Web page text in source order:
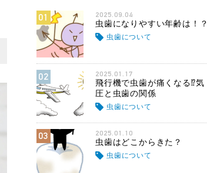
01 2025.09.04
虫歯になりやすい年齢は！？
虫歯について
02 2025.01.17
飛行機で虫歯が痛くなる⁉気
圧と虫歯の関係
虫歯について
03 2025.01.10
虫歯はどこからきた？
虫歯について